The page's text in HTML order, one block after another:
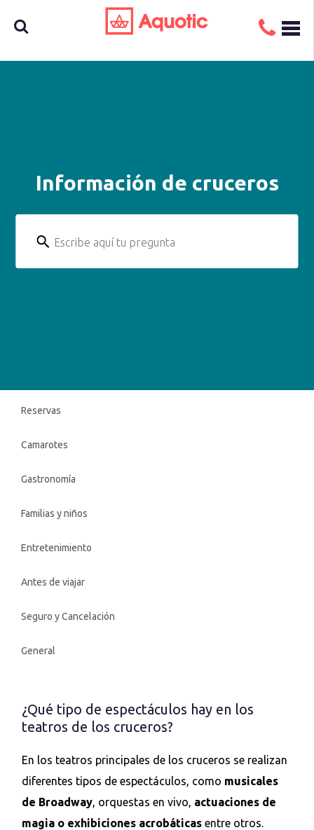
Información de cruceros
Escribe aquí tu pregunta
Reservas
Camarotes
Gastronomía
Familias y niños
Entretenimiento
Antes de viajar
Seguro y Cancelación
General
¿Qué tipo de espectáculos hay en los
teatros de los cruceros?
En los teatros principales de los cruceros se realizan
diferentes tipos de espectáculos, como musicales
de Broadway, orquestas en vivo, actuaciones de
magia o exhibiciones acrobáticas entre otros.